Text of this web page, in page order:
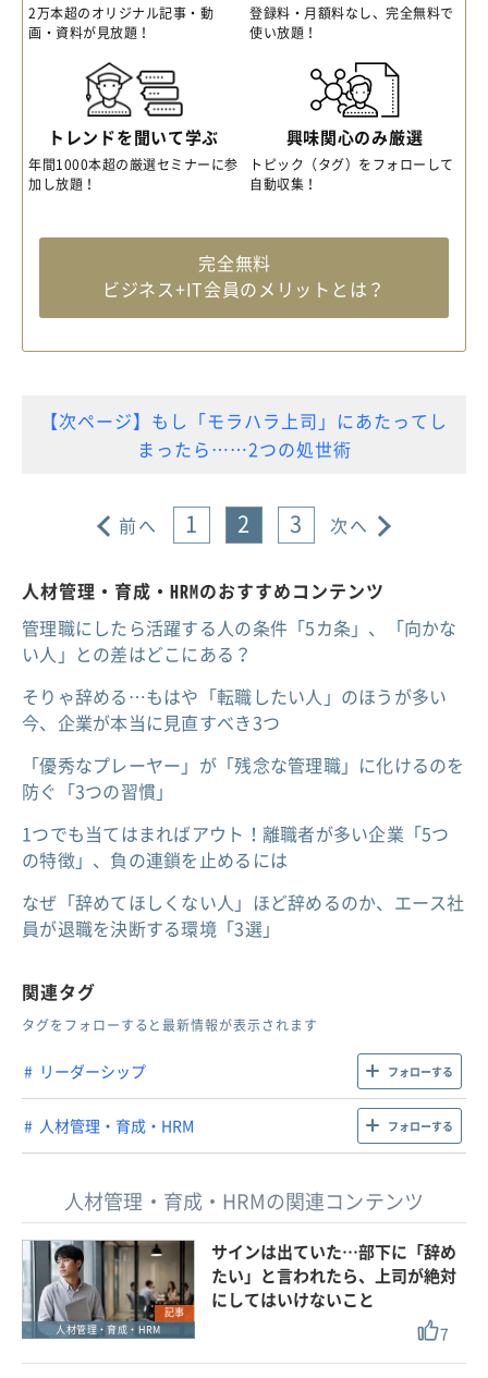
2万本超のオリジナル記事・動
画・資料が見放題！
登録料・月額料なし、完全無料で
使い放題！
トレンドを聞いて学ぶ
年間1000本超の厳選セミナーに参
加し放題！
興味関心のみ厳選
トピック（タグ）をフォローして
自動収集！
完全無料
ビジネス+IT会員のメリットとは？
【次ページ】もし「モラハラ上司」にあたってし
まったら……2つの処世術
前へ 1 2 3 次へ
人材管理・育成・HRMのおすすめコンテンツ
管理職にしたら活躍する人の条件「5カ条」、「向かな
い人」との差はどこにある？
そりゃ辞める…もはや「転職したい人」のほうが多い
今、企業が本当に見直すべき3つ
「優秀なプレーヤー」が「残念な管理職」に化けるのを
防ぐ「3つの習慣」
1つでも当てはまればアウト！離職者が多い企業「5つ
の特徴」、負の連鎖を止めるには
なぜ「辞めてほしくない人」ほど辞めるのか、エース社
員が退職を決断する環境「3選」
関連タグ
タグをフォローすると最新情報が表示されます
リーダーシップ フォローする
人材管理・育成・HRM フォローする
人材管理・育成・HRMの関連コンテンツ
記事
人材管理・育成・HRM
サインは出ていた…部下に「辞め
たい」と言われたら、上司が絶対
にしてはいけないこと
7